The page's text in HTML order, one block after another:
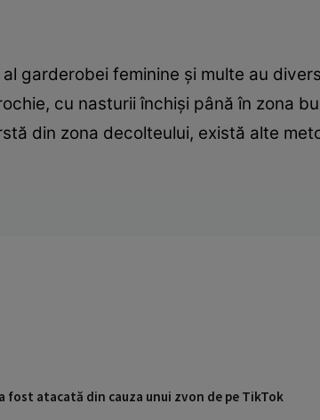
garderobei feminine și multe au
cu nasturii închiși până în zona
din zona decolteului, există alte
fost atacată din cauza unui zvon de pe TikTok